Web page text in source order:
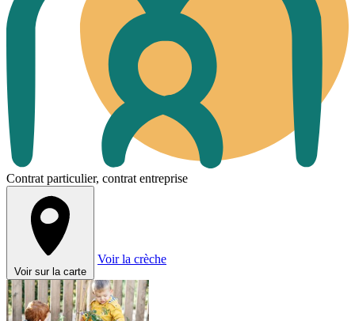
Contrat particulier, contrat entreprise
Voir sur la carte
Voir la crèche